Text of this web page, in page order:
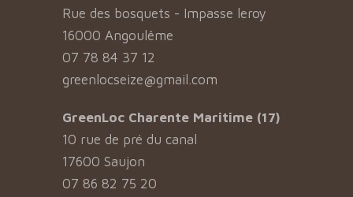
Rue des bosquets - Impasse leroy
16000 Angoulême
07 78 84 37 12
greenlocseize@gmail.com
GreenLoc Charente Maritime (17)
10 rue de pré du canal
17600 Saujon
07 86 82 75 20